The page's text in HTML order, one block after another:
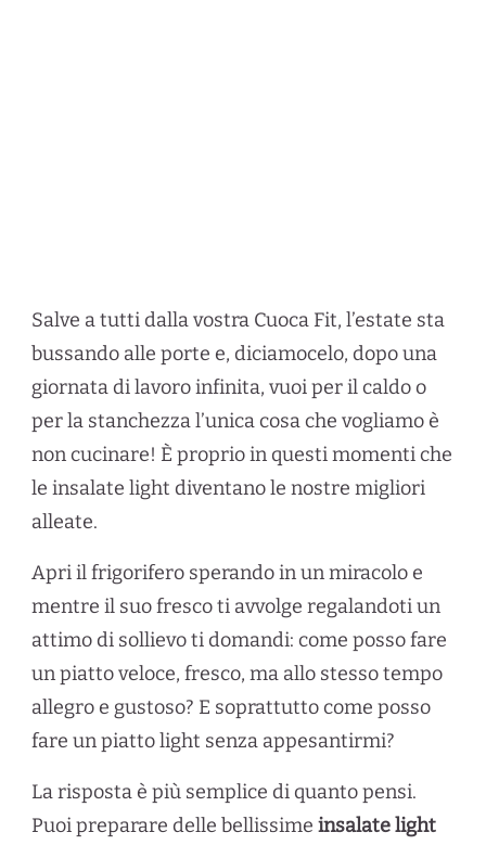
Salve a tutti dalla vostra Cuoca Fit, l’estate sta
bussando alle porte e, diciamocelo, dopo una
giornata di lavoro infinita, vuoi per il caldo o
per la stanchezza l’unica cosa che vogliamo è
non cucinare! È proprio in questi momenti che
le insalate light diventano le nostre migliori
alleate.
Apri il frigorifero sperando in un miracolo e
mentre il suo fresco ti avvolge regalandoti un
attimo di sollievo ti domandi: come posso fare
un piatto veloce, fresco, ma allo stesso tempo
allegro e gustoso? E soprattutto come posso
fare un piatto light senza appesantirmi?
La risposta è più semplice di quanto pensi.
Puoi preparare delle bellissime insalate light